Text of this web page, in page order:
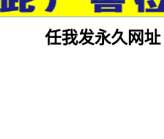
任我发永久网址